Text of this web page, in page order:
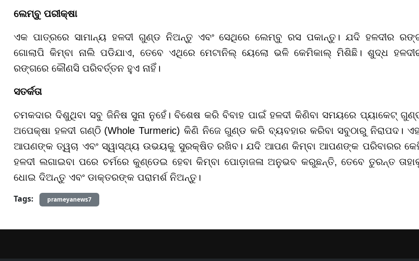
ଲେମ୍ବୁ ପରୀକ୍ଷା
ଏକ ପାତ୍ରରେ ସାମାନ୍ୟ ହଳଦୀ ଗୁଣ୍ଡ ନିଅନ୍ତୁ ଏବଂ ସେଥିରେ ଲେମ୍ବୁ ରସ ପକାନ୍ତୁ। ଯଦି ହଳଦୀର
ଗୋଲାପି କିମ୍ବା ନାଲି ପଡିଯାଏ, ତେବେ ଏଥିରେ ମେଟାନିଲ୍ ୟେଲୋ ଭଳି କେମିକାଲ୍ ମିଶିଛି। ଶୁଦ୍ଧ
ରଙ୍ଗରେ କୌଣସି ପରିବର୍ତ୍ତନ ହୁଏ ନାହିଁ।
ସତର୍କତା
ଚମକଦାର ଦିଶୁଥିବା ସବୁ ଜିନିଷ ସୁନା ନୁହେଁ। ବିଶେଷ କରି ବିବାହ ପାଇଁ ହଳଦୀ କିଣିବା ସମୟରେ ପ୍ୟାକେଟ୍
ଅପେକ୍ଷା ହଳଦୀ ଗଣ୍ଠି (Whole Turmeric) କିଣି ନିଜେ ଗୁଣ୍ଡ କରି ବ୍ୟବହାର କରିବା ସବୁଠାରୁ ନିରାପଦ।
ଆପଣଙ୍କ ତ୍ୱଚା ଏବଂ ସ୍ୱାସ୍ଥ୍ୟ ଉଭୟକୁ ସୁରକ୍ଷିତ ରଖିବ। ଯଦି ଆପଣ କିମ୍ବା ଆପଣଙ୍କ ପରିବାରର
ହଳଦୀ ଲଗାଇବା ପରେ ଚର୍ମରେ କୁଣ୍ଡେଇ ହେବା କିମ୍ବା ପୋଡ଼ାଜଳା ଅନୁଭବ କରୁଛନ୍ତି, ତେବେ ତୁରନ୍ତ
ଧୋଇ ଦିଅନ୍ତୁ ଏବଂ ଡାକ୍ତରଙ୍କ ପରାମର୍ଶ ନିଅନ୍ତୁ।
Tags:
prameyanews7